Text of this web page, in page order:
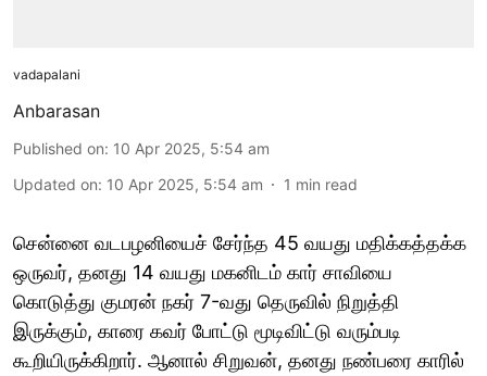
vadapalani
Anbarasan
Published on: 10 Apr 2025, 5:54 am
Updated on: 10 Apr 2025, 5:54 am 1 min read
சென்னை வடபழனியைச் சேர்ந்த 45 வயது மதிக்கத்தக்க
ஒருவர், தனது 14 வயது மகனிடம் கார் சாவியை
கொடுத்து குமரன் நகர் 7-வது தெருவில் நிறுத்தி
இருக்கும், காரை கவர் போட்டு மூடிவிட்டு வரும்படி
கூறியிருக்கிறார். ஆனால் சிறுவன், தனது நண்பரை காரில்